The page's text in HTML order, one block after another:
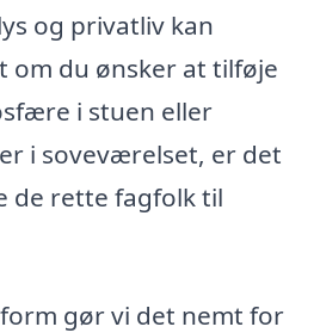
og privatliv kan
om du ønsker at tilføje
i stuen eller
i soveværelset, er det
de rette fagfolk til
gør vi det nemt for